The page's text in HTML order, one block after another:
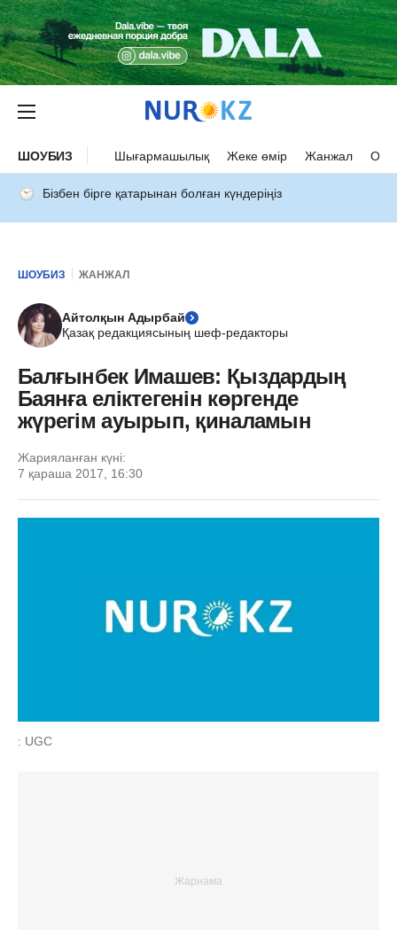
ШОУБИЗ Шығармашылық Жеке өмір Жанжал
Бізбен бірге қатарынан болған күндеріңіз
ШОУБИЗ ЖАНЖАЛ
Айтолқын Адырбай
Қазақ редакциясының шеф-редакторы
Балғынбек Имашев: Қыздардың
Баянға еліктегенін көргенде
жүрегім ауырып, қиналамын
Жарияланған күні:
7 қараша 2017, 16:30
: UGC